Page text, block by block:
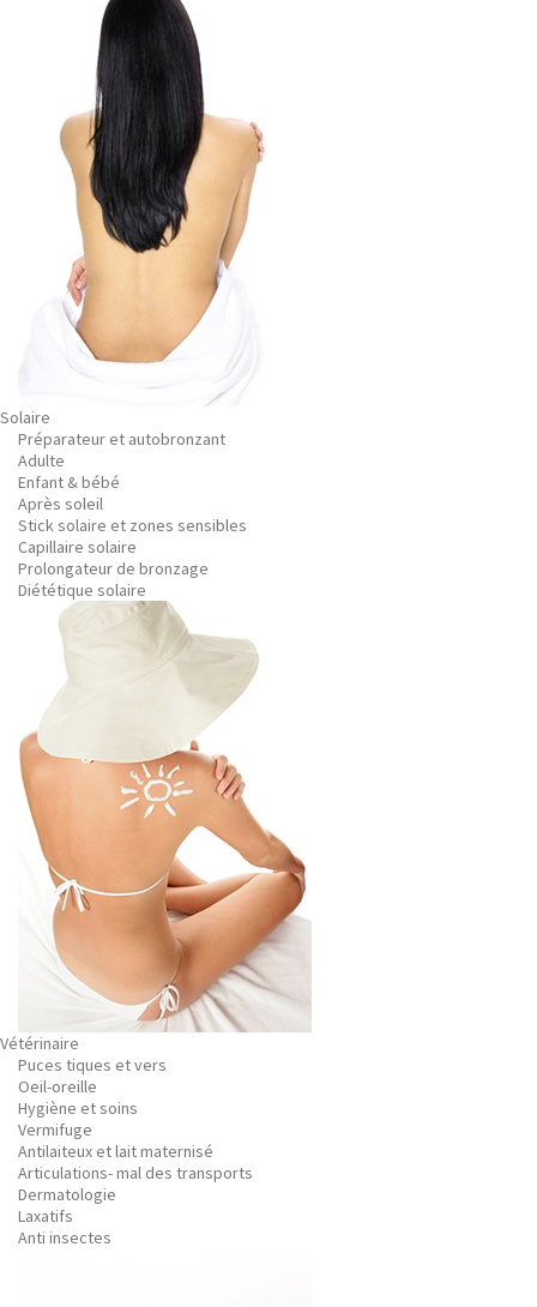
Solaire
Préparateur et autobronzant
Adulte
Enfant & bébé
Après soleil
Stick solaire et zones sensibles
Capillaire solaire
Prolongateur de bronzage
Diététique solaire
Vétérinaire
Puces tiques et vers
Oeil-oreille
Hygiène et soins
Vermifuge
Antilaiteux et lait maternisé
Articulations- mal des transports
Dermatologie
Laxatifs
Anti insectes